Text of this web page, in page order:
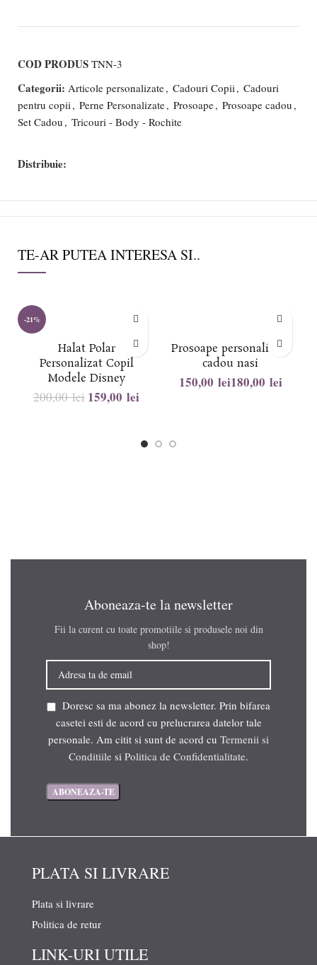
COD PRODUS TNN-3
Categorii: Articole personalizate, Cadouri Copii , Cadouri
pentru copii , Perne Personalizate, Prosoape, Prosoape cadou ,
Set Cadou , Tricouri - Body - Rochite
Distribuie:
TE-AR PUTEA INTERESA SI..
-21%
Halat Polar
Personalizat Copil
Modele Disney
200,00lei 159,00 lei
Prosoape personalizate
cadou nasi
lei lei
Aboneaza-te la newsletter
Fii la curent cu toate promotiile si produsele noi din
shop!
Doresc sa ma abonez la newsletter. Prin bifarea
casetei esti de acord cu prelucrarea datelor tale
personale. Am citit si sunt de acord cu Termenii si
Conditiile si Politica de Confidentialitate.
PLATA SI LIVRARE
Plata si livrare
Politica de retur
LINK-URI UTILE